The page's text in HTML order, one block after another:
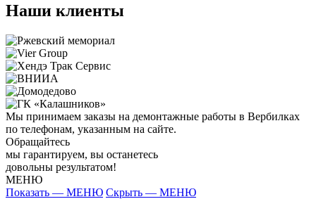
Наши клиенты
Мы принимаем заказы на демонтажные работы в Вербилках
по телефонам, указанным на сайте.
Обращайтесь
мы гарантируем, вы останетесь
довольны результатом!
МЕНЮ
Показать — МЕНЮ Скрыть — МЕНЮ